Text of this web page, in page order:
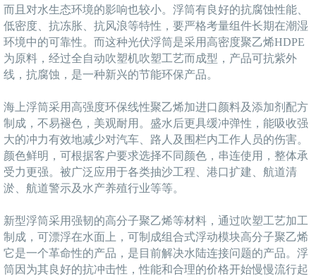
而且对水生态环境的影响也较小。浮筒有良好的抗腐蚀性能、
低密度、抗冻胀、抗风浪等特性，要严格考量组件长期在潮湿
环境中的可靠性。而这种光伏浮筒是采用高密度聚乙烯HDPE
为原料，经过全自动吹塑机吹塑工艺而成型，产品可抗紫外
线，抗腐蚀，是一种新兴的节能环保产品。
海上浮筒采用高强度环保线性聚乙烯加进口颜料及添加剂配方
制成，不易褪色，美观耐用。盛水后更具缓冲弹性，能吸收强
大的冲力有效地减少对汽车、路人及围栏内工作人员的伤害。
颜色鲜明，可根据客户要求选择不同颜色，串连使用，整体承
受力更强。被广泛应用于各类抽沙工程、港口扩建、航道清
淤、航道警示及水产养殖行业等等。
新型浮筒采用强韧的高分子聚乙烯等材料，通过吹塑工艺加工
制成，可漂浮在水面上，可制成组合式浮动模块高分子聚乙烯
它是一个革命性的产品，是目前解决水陆连接问题的产品。浮
筒因为其良好的抗冲击性，性能和合理的价格开始慢慢流行起